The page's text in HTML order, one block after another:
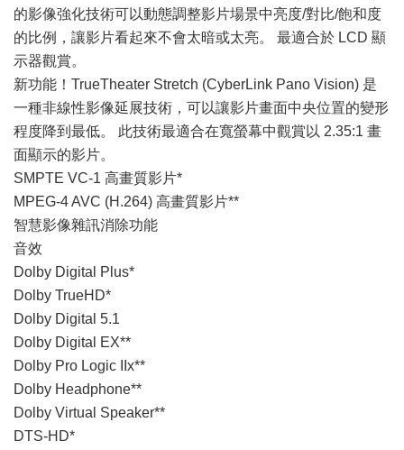
的影像強化技術可以動態調整影片場景中亮度/對比/飽和度
的比例，讓影片看起來不會太暗或太亮。 最適合於 LCD 顯
示器觀賞。
新功能！TrueTheater Stretch (CyberLink Pano Vision) 是
一種非線性影像延展技術，可以讓影片畫面中央位置的變形
程度降到最低。 此技術最適合在寬螢幕中觀賞以 2.35:1 畫
面顯示的影片。
SMPTE VC-1 高畫質影片*
MPEG-4 AVC (H.264) 高畫質影片**
智慧影像雜訊消除功能
音效
Dolby Digital Plus*
Dolby TrueHD*
Dolby Digital 5.1
Dolby Digital EX**
Dolby Pro Logic IIx**
Dolby Headphone**
Dolby Virtual Speaker**
DTS-HD*